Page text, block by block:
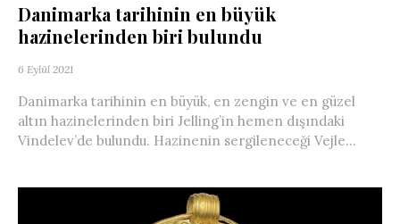
Danimarka tarihinin en büyük
hazinelerinden biri bulundu
6 Eylül 2021
Danimarka tarihinin en büyük, en zengin ve en güzel
altın hazinelerinden biri Jelling’in hemen dışındaki
Vindelev’de bulundu. Hazinenin sergileneceği Vejle...